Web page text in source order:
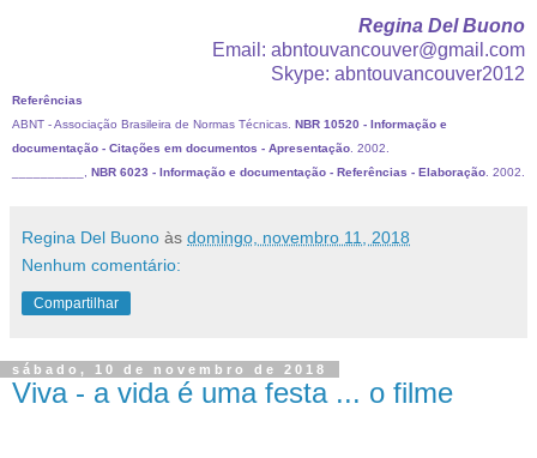
Regina Del Buono
Email: abntouvancouver@gmail.com
Skype: abntouvancouver2012
Referências
ABNT - Associação Brasileira de Normas Técnicas. NBR 10520 - Informação e
documentação - Citações em documentos - Apresentação. 2002.
__________, NBR 6023 - Informação e documentação - Referências - Elaboração. 2002.
Regina Del Buono às domingo, novembro 11, 2018
Nenhum comentário:
Compartilhar
sábado, 10 de novembro de 2018
Viva - a vida é uma festa ... o filme